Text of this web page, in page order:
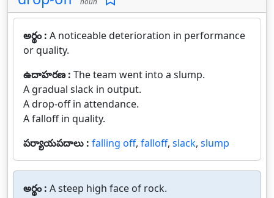
అర్థం : A noticeable deterioration in performance
or quality.
ఉదాహరణ : The team went into a slump.
A gradual slack in output.
A drop-off in attendance.
A falloff in quality.
పర్యాయపదాలు : falling off, falloff, slack, slump
అర్థం : A steep high face of rock.